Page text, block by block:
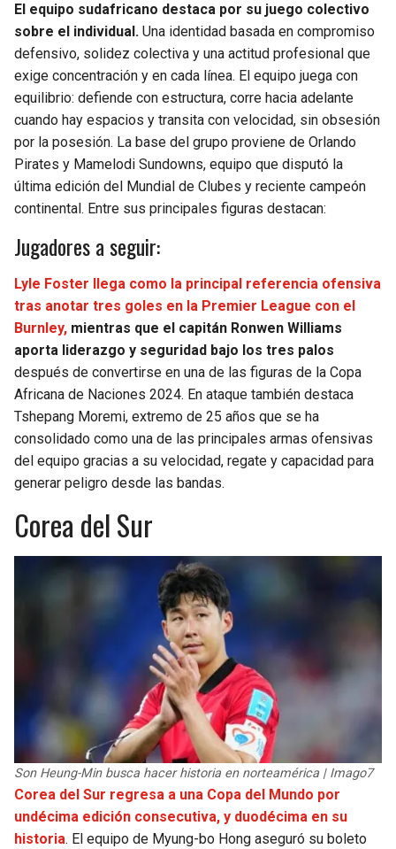
El equipo sudafricano destaca por su juego colectivo
sobre el individual. Una identidad basada en compromiso
defensivo, solidez colectiva y una actitud profesional que
exige concentración y en cada línea. El equipo juega con
equilibrio: defiende con estructura, corre hacia adelante
cuando hay espacios y transita con velocidad, sin obsesión
por la posesión. La base del grupo proviene de Orlando
Pirates y Mamelodi Sundowns, equipo que disputó la
última edición del Mundial de Clubes y reciente campeón
continental. Entre sus principales figuras destacan:
Jugadores a seguir:
Lyle Foster llega como la principal referencia ofensiva
tras anotar tres goles en la Premier League con el
Burnley, mientras que el capitán Ronwen Williams
aporta liderazgo y seguridad bajo los tres palos
después de convertirse en una de las figuras de la Copa
Africana de Naciones 2024. En ataque también destaca
Tshepang Moremi, extremo de 25 años que se ha
consolidado como una de las principales armas ofensivas
del equipo gracias a su velocidad, regate y capacidad para
generar peligro desde las bandas.
Corea del Sur
Son Heung-Min busca hacer historia en norteamérica | Imago7
Corea del Sur regresa a una Copa del Mundo por
undécima edición consecutiva, y duodécima en su
historia. El equipo de Myung-bo Hong aseguró su boleto